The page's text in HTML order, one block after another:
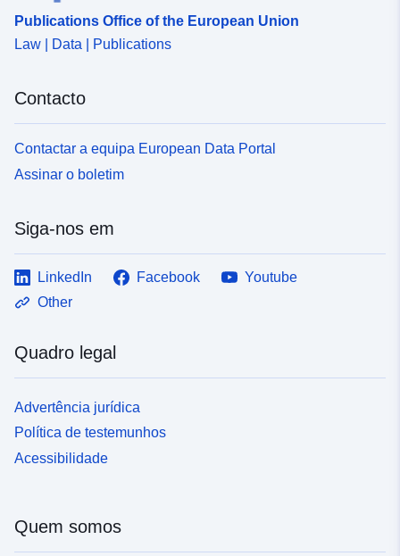
Publications Office of the European Union
Law | Data | Publications
Contacto
Contactar a equipa European Data Portal
Assinar o boletim
Siga-nos em
LinkedIn Facebook
Youtube
Other
Quadro legal
Advertência jurídica
Política de testemunhos
Acessibilidade
Quem somos